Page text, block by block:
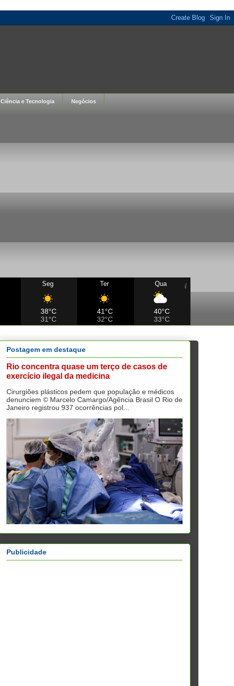
Ciência e Tecnologia Negócios
Seg
38°C
31°C
Ter
41°C
32°C
Qua
40°C
33°C
Postagem em destaque
Rio concentra quase um terço de casos de
exercício ilegal da medicina
Cirurgiões plásticos pedem que população e médicos
denunciem © Marcelo Camargo/Agência Brasil O Rio de
Janeiro registrou 937 ocorrências pol...
Publicidade